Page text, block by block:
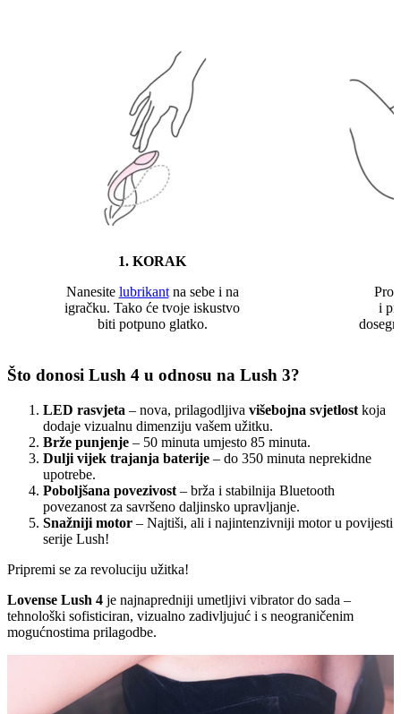
1. KORAK
Nanesite lubrikantna sebe i na
igračku. Tako će tvoje iskustvo
biti potpuno glatko.
i
Što donosi Lush 4 u odnosu na Lush 3?
LED rasvjeta – nova, prilagodljiva višebojna svjetlost koja
dodaje vizualnu dimenziju vašem užitku.
Brže punjenje – 50 minuta umjesto 85 minuta.
Dulji vijek trajanja baterije – do 350 minuta neprekidne
upotrebe.
Poboljšana povezivost – brža i stabilnija Bluetooth
povezanost za savršeno daljinsko upravljanje.
Snažniji motor – Najtiši, ali i najintenzivniji motor u povijesti
serije Lush!
Pripremi se za revoluciju užitka!
Lovense Lush 4 je najnapredniji umetljivi vibrator do sada –
tehnološki sofisticiran, vizualno zadivljujuć i s neograničenim
mogućnostima prilagodbe.